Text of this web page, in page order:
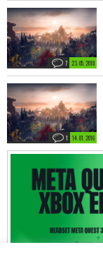
23. 05. 2018
7
14. 01. 2016
1